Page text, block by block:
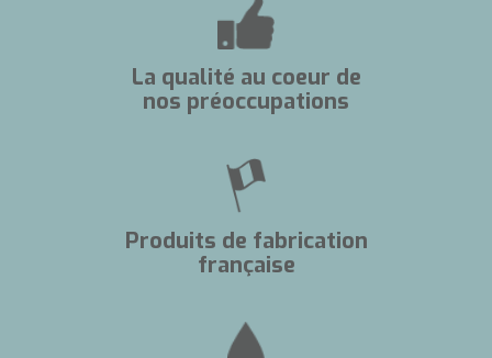
La qualité au coeur de
nos préoccupations
Produits de fabrication
française